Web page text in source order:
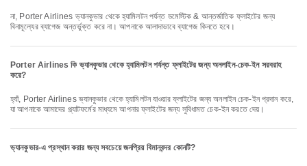
না, Porter Airlines ভ্যানকুভার থেকে হ্যামিলটন পর্যন্ত ডমেস্টিক & আন্তর্জাতিক ফ্লাইটের জন্য
বিনামূল্যের ব্যাগেজ অন্তর্ভুক্ত করে না। আপনাকে আলাদাভাবে ব্যাগেজ কিনতে হবে।
Porter Airlines কি ভ্যানকুভার থেকে হ্যামিলটন পর্যন্ত ফ্লাইটের জন্য অনলাইন-চেক-ইন সরবরাহ
করে?
হ্যাঁ, Porter Airlines ভ্যানকুভার থেকে হ্যামিলটন যাওয়ার ফ্লাইটের জন্য অনলাইন চেক-ইন প্রদান করে,
যা আপনাকে আমাদের প্ল্যাটফর্মের মাধ্যমে আপনার ফ্লাইটের জন্য সুবিধামত চেক-ইন করতে দেয়।
ভ্যানকুভার-এ প্রস্থান করার জন্য সবচেয়ে জনপ্রিয় বিমানবন্দর কোনটি?